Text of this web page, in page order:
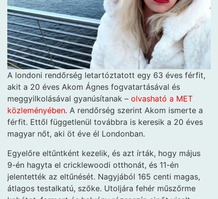
A londoni rendőrség letartóztatott egy 63 éves férfit,
akit a 20 éves Akom Ágnes fogvatartásával és
meggyilkolásával gyanúsítanak – olvasható a MET
közleményében. A rendőrség szerint Akom ismerte a
férfit. Ettől függetlenül továbbra is keresik a 20 éves
magyar nőt, aki öt éve él Londonban.
Egyelőre eltűntként kezelik, és azt írták, hogy május
9-én hagyta el cricklewoodi otthonát, és 11-én
jelentették az eltűnését. Nagyjából 165 centi magas,
átlagos testalkatú, szőke. Utoljára fehér műszőrme